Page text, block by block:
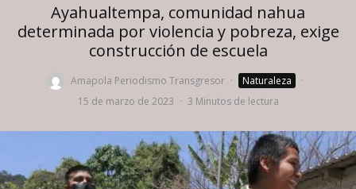
Ayahualtempa, comunidad nahua
determinada por violencia y pobreza, exige
construcción de escuela
Amapola Periodismo Transgresor · Naturaleza
·
15 de marzo de 2023 · 3 Minutos de lectura